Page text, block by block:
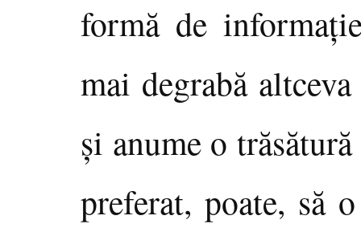
formă de
mai degrabă
şi anume o
preferat, poate, să